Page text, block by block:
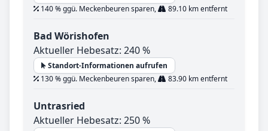
140 % ggü. Meckenbeuren sparen,
89.10 km entfernt
Bad Wörishofen
Aktueller Hebesatz: 240 %
Standort-Informationen aufrufen
130 % ggü. Meckenbeuren sparen,
83.90 km entfernt
Untrasried
Aktueller Hebesatz: 250 %